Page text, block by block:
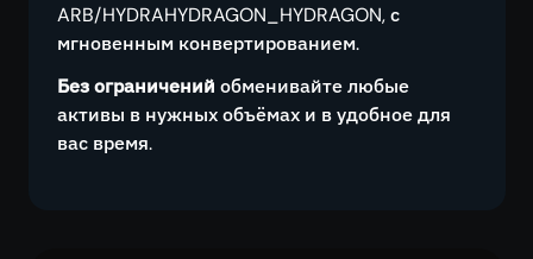
ARB/HYDRAHYDRAGON_HYDRAGON, с
мгновенным конвертированием.
Без ограничений обменивайте любые
активы в нужных объёмах и в удобное для
вас время.